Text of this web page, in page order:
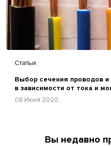
Статьи
Выбор сечения проводов и
в зависимости от тока и
08 Июня 2020
Вы недавно